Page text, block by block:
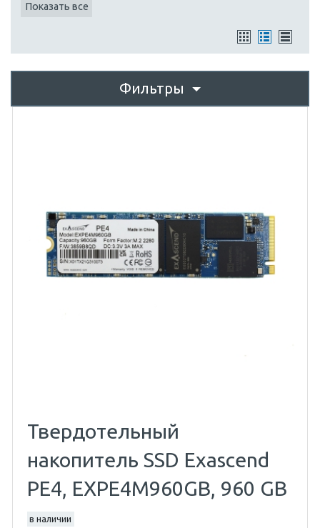
Показать все
Фильтры
Твердотельный
накопитель SSD Exascend
PE4, EXPE4M960GB, 960 GB
в наличии